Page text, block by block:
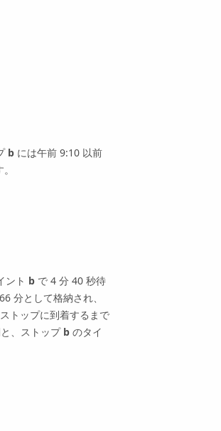
b には午前 9:10 以前
ント b で 4 分 40 秒待
分として格納され、
トップに到着するまで
、ストップ b のタイ